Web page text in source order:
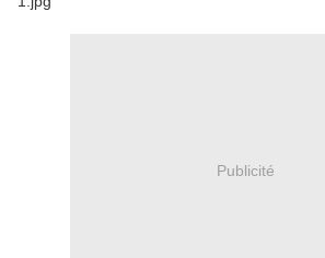
Publicité